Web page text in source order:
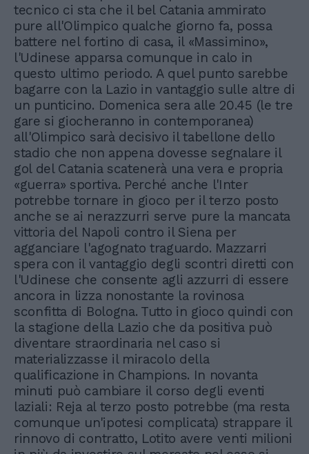
tecnico ci sta che il bel Catania ammirato
pure all'Olimpico qualche giorno fa, possa
battere nel fortino di casa, il «Massimino»,
l'Udinese apparsa comunque in calo in
questo ultimo periodo. A quel punto sarebbe
bagarre con la Lazio in vantaggio sulle altre di
un punticino. Domenica sera alle 20.45 (le tre
gare si giocheranno in contemporanea)
all'Olimpico sarà decisivo il tabellone dello
stadio che non appena dovesse segnalare il
gol del Catania scatenerà una vera e propria
«guerra» sportiva. Perché anche l'Inter
potrebbe tornare in gioco per il terzo posto
anche se ai nerazzurri serve pure la mancata
vittoria del Napoli contro il Siena per
agganciare l'agognato traguardo. Mazzarri
spera con il vantaggio degli scontri diretti con
l'Udinese che consente agli azzurri di essere
ancora in lizza nonostante la rovinosa
sconfitta di Bologna. Tutto in gioco quindi con
la stagione della Lazio che da positiva può
diventare straordinaria nel caso si
materializzasse il miracolo della
qualificazione in Champions. In novanta
minuti può cambiare il corso degli eventi
laziali: Reja al terzo posto potrebbe (ma resta
comunque un'ipotesi complicata) strappare il
rinnovo di contratto, Lotito avere venti milioni